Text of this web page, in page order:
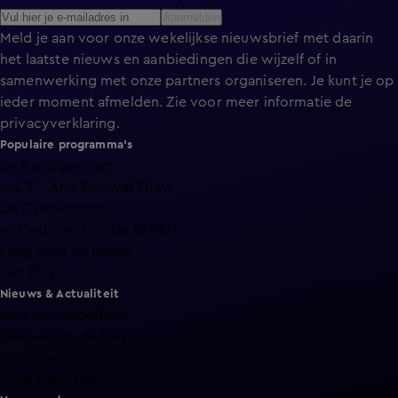
Meld je aan voor onze wekelijkse nieuwsbrief met daarin
het laatste nieuws en aanbiedingen die wijzelf of in
samenwerking met onze partners organiseren. Je kunt je op
ieder moment afmelden. Zie voor meer informatie de
privacyverklaring.
Populaire programma's
De Bondgenoten
A.S.S. - Anti Survival Show
De Oranjezomer
Mi Dushi: wat is dan liefde?
Lang Leve de Liefde
Nieuws & Actualiteit